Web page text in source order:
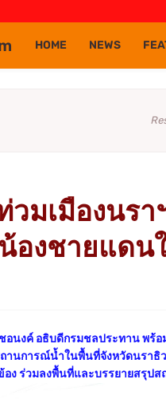
HOME NEWS
วมเมืองนรา
องชายแดน
นงค์ อธิบดีกรมชลประทาน พร้
นการณ์น้ำในพื้นที่จังหวัดนราธิ
ง ร่วมลงพื้นที่และบรรยายสรุป